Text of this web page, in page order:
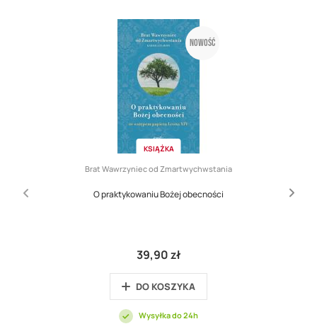
Nowość
KSIĄŻKA
Brat Wawrzyniec od Zmartwychwstania
O praktykowaniu Bożej obecności
39,90 zł
DO KOSZYKA
Wysyłka do 24h